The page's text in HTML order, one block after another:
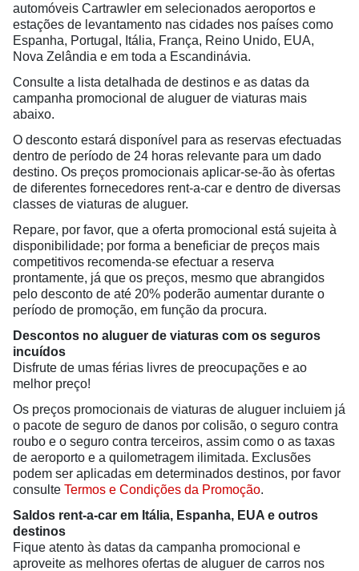
automóveis Cartrawler em selecionados aeroportos e
estações de levantamento nas cidades nos países como
Espanha, Portugal, Itália, França, Reino Unido, EUA,
Nova Zelândia e em toda a Escandinávia.
Consulte a lista detalhada de destinos e as datas da
campanha promocional de aluguer de viaturas mais
abaixo.
O desconto estará disponível para as reservas efectuadas
dentro de período de 24 horas relevante para um dado
destino. Os preços promocionais aplicar-se-ão às ofertas
de diferentes fornecedores rent-a-car e dentro de diversas
classes de viaturas de aluguer.
Repare, por favor, que a oferta promocional está sujeita à
disponibilidade; por forma a beneficiar de preços mais
competitivos recomenda-se efectuar a reserva
prontamente, já que os preços, mesmo que abrangidos
pelo desconto de até 20% poderão aumentar durante o
período de promoção, em função da procura.
Descontos no aluguer de viaturas com os seguros
incuídos
Disfrute de umas férias livres de preocupações e ao
melhor preço!
Os preços promocionais de viaturas de aluguer incluiem já
o pacote de seguro de danos por colisão, o seguro contra
roubo e o seguro contra terceiros, assim como o as taxas
de aeroporto e a quilometragem ilimitada. Exclusões
podem ser aplicadas em determinados destinos, por favor
consulte Termos e Condições da Promoção.
Saldos rent-a-car em Itália, Espanha, EUA e outros
destinos
Fique atento às datas da campanha promocional e
aproveite as melhores ofertas de aluguer de carros nos